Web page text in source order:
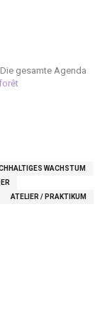
Die gesamte Agenda
WACHSTUM
ATELIER / PRAKTIKUM